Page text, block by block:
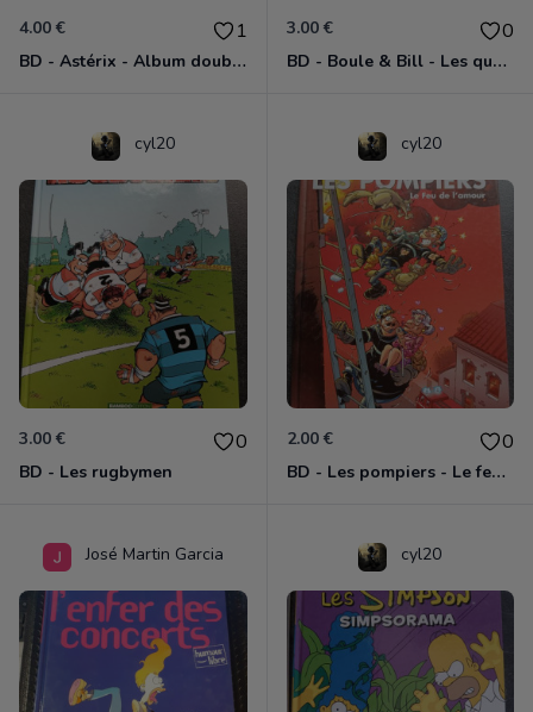
4.00 € 1
BD - Astérix - Album double
3.00 € 0
BD - Boule & Bill - Les quatre saisons - Tome 28
cyl20
3.00 € 0
BD - Les rugbymen
cyl20
2.00 € 0
BD - Les pompiers - Le feu de l'amour - Tome 3
José Martin Garcia cyl20